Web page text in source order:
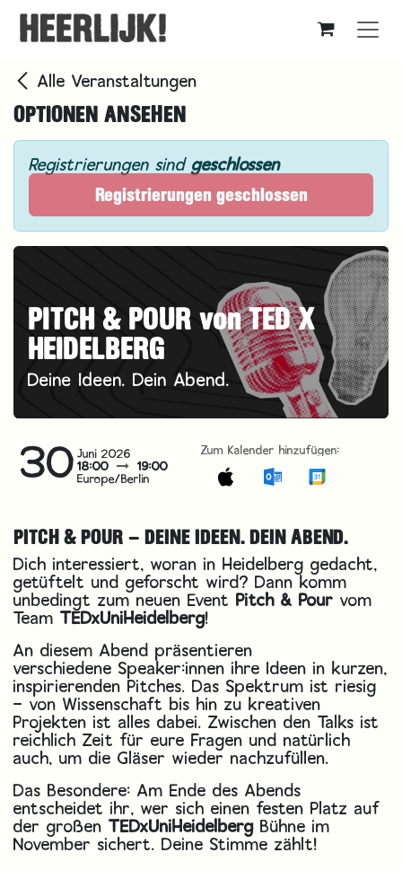
Zum Inhalt springen
Alle Veranstaltungen
OPTIONEN ANSEHEN
Registrierungen sind geschlossen
Registrierungen geschlossen
PITCH & POUR von TED X
HEIDELBERG
Deine Ideen. Dein Abend.
30 Juni 2026
18:00 19:00
Europe/Berlin
Zum Kalender hinzufügen:
PITCH & POUR – DEINE IDEEN. DEIN ABEND.
Dich interessiert, woran in Heidelberg gedacht,
getüftelt und geforscht wird? Dann komm
unbedingt zum neuen Event Pitch & Pour vom
Team TEDxUniHeidelberg!
An diesem Abend präsentieren
verschiedene Speaker:innen ihre Ideen in kurzen,
inspirierenden Pitches. Das Spektrum ist riesig
– von Wissenschaft bis hin zu kreativen
Projekten ist alles dabei. Zwischen den Talks ist
reichlich Zeit für eure Fragen und natürlich
auch, um die Gläser wieder nachzufüllen.
Das Besondere: Am Ende des Abends
entscheidet ihr, wer sich einen festen Platz auf
der großen TEDxUniHeidelberg Bühne im
November sichert. Deine Stimme zählt!